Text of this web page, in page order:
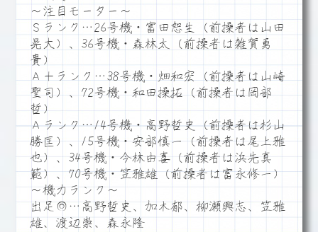
～注目モーター～
Ｓランク…26号機・富田恕生（前操者は山田
晃大）、36号機・森林太（前操者は雑賀勇
貴）
Ａ＋ランク…38号機・畑和宏（前操者は山崎
聖司）、72号機・和田操拓（前操者は岡部
哲）
Ａランク…14号機・高野哲史（前操者は杉山
勝匡）、15号機・安部慎一（前操者は尾上雅
也）、34号機・今林由喜（前操者は浜先真
範）、70号機・笠雅雄（前操者は富永修一）
～機力ランク～
出足◎…高野哲史、加木郁、柳瀬興志、笠雅
雄、渡辺崇、森永隆